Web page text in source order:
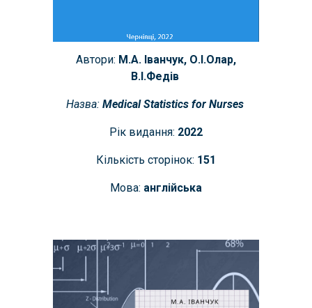
Автори: М.А. Іванчук, О.І.Олар,
В.І.Федів
Назва: Medical Statistics for Nurses
Рік видання: 2022
Кількість сторінок: 151
Мова: англійська